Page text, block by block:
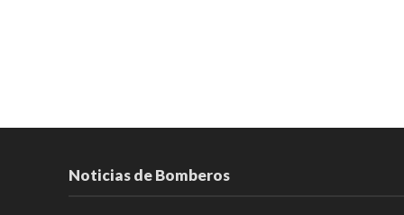
Noticias de Bomberos